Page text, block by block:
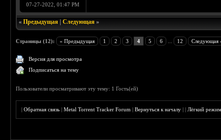
07-27-2022, 01:47 PM
«Предыдущая |Следующая »
Страницы (12): « Предыдущая 1 2 3 4 5 6 12 Следующая
Версия для просмотра
Подписаться на тему
Пользователи просматривают эту тему: 1 Гость(ей)
|Обратная связь |Metal Torrent Tracker Forum |Вернуться к началу ||Лёгкий